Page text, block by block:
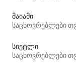
მაიამი
საცხოვრებლები
სიეტლი
საცხოვრებლები